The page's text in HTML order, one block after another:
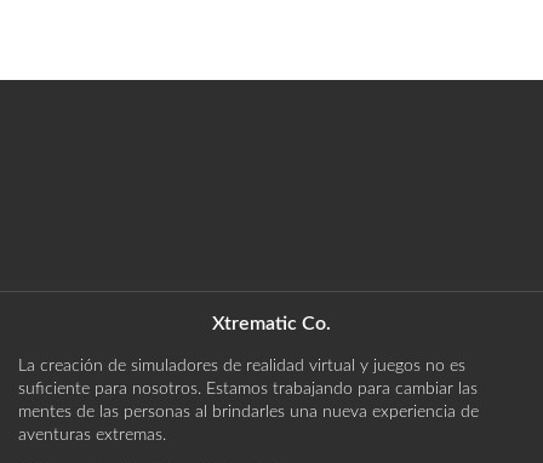
Xtrematic Co.
La creación de simuladores de realidad virtual y juegos no es
suficiente para nosotros. Estamos trabajando para cambiar las
mentes de las personas al brindarles una nueva experiencia de
aventuras extremas.